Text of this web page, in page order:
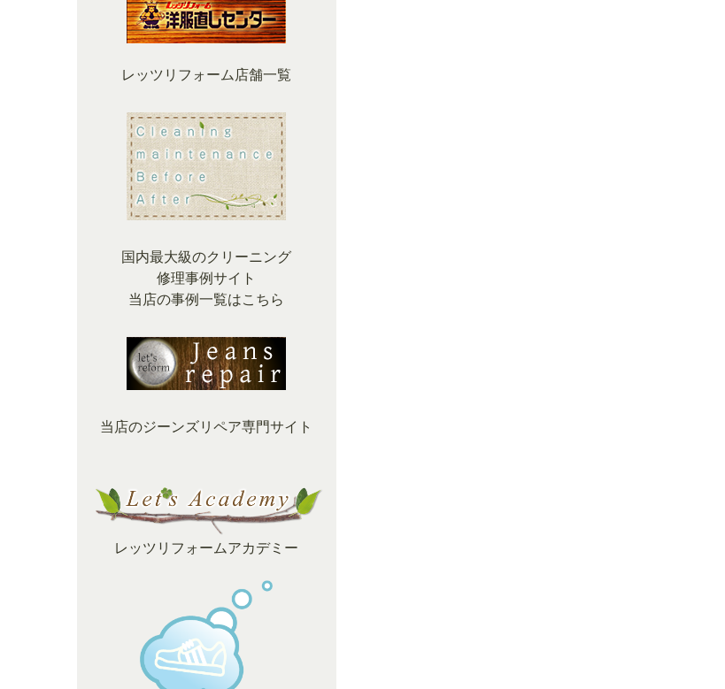
レッツリフォーム店舗一覧
国内最大級のクリーニング
修理事例サイト
当店の事例一覧はこちら
当店のジーンズリペア専門サイト
レッツリフォームアカデミー